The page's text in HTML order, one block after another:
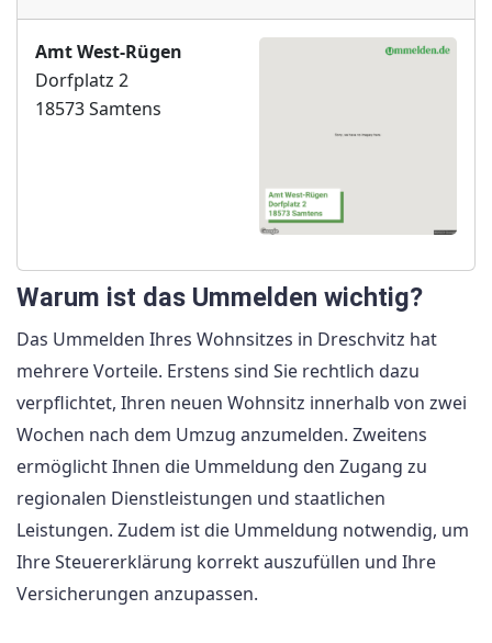
Amt West-Rügen
Dorfplatz 2
18573 Samtens
Warum ist das Ummelden wichtig?
Das Ummelden Ihres Wohnsitzes in Dreschvitz hat
mehrere Vorteile. Erstens sind Sie rechtlich dazu
verpflichtet, Ihren neuen Wohnsitz innerhalb von zwei
Wochen nach dem Umzug anzumelden. Zweitens
ermöglicht Ihnen die Ummeldung den Zugang zu
regionalen Dienstleistungen und staatlichen
Leistungen. Zudem ist die Ummeldung notwendig, um
Ihre Steuererklärung korrekt auszufüllen und Ihre
Versicherungen anzupassen.